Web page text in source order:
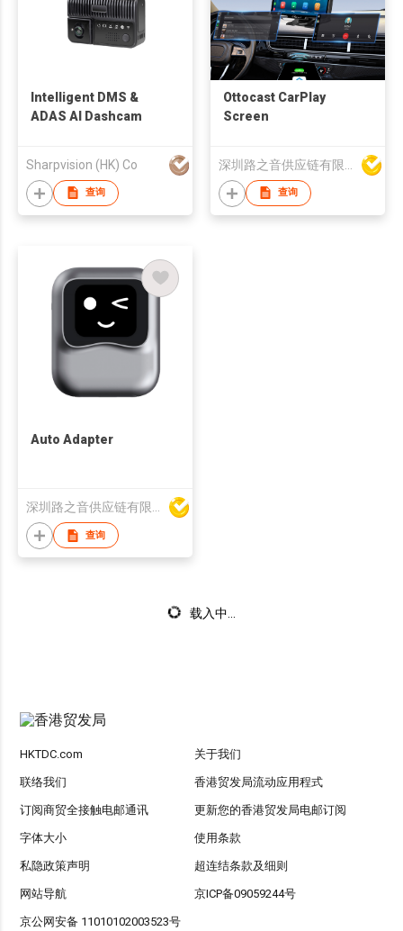
Intelligent DMS &
ADAS AI Dashcam
Sharpvision (HK) Co
查询
Ottocast CarPlay
Screen
查询
Auto Adapter
查询
载入中...
HKTDC.com 关于我们
联络我们 香港贸发局流动应用程式
订阅商贸全接触电邮通讯 更新您的香港贸发局电邮订阅
字体大小 使用条款
私隐政策声明 超连结条款及细则
网站导航 京ICP备09059244号
京公网安备 11010102003523号